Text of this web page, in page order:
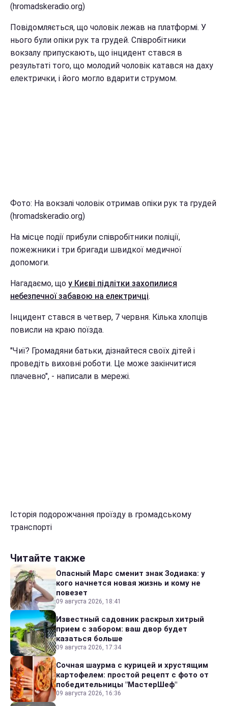
(hromadskeradio.org)
Повідомляється, що чоловік лежав на платформі. У
нього були опіки рук та грудей. Співробітники
вокзалу припускають, що інцидент стався в
результаті того, що молодий чоловік катався на даху
електрички, і його могло вдарити струмом.
Фото: На вокзалі чоловік отримав опіки рук та грудей
(hromadskeradio.org)
На місце події прибули співробітники поліції,
пожежники і три бригади швидкої медичної
допомоги.
Нагадаємо, що у Києві підлітки захопилися
небезпечної забавою на електричці.
Інцидент стався в четвер, 7 червня. Кілька хлопців
повисли на краю поїзда.
"Чиї? Громадяни батьки, дізнайтеся своїх дітей і
проведіть виховні роботи. Це може закінчитися
плачевно", - написали в мережі.
Історія подорожчання проїзду в громадському
транспорті
Читайте также
Опасный Марс сменит знак Зодиака: у
кого начнется новая жизнь и кому не
повезет
09 августа 2026, 18:41
Известный садовник раскрыл хитрый
прием с забором: ваш двор будет
казаться больше
09 августа 2026, 17:34
Сочная шаурма с курицей и хрустящим
картофелем: простой рецепт с фото от
победительницы "МастерШеф"
09 августа 2026, 16:36